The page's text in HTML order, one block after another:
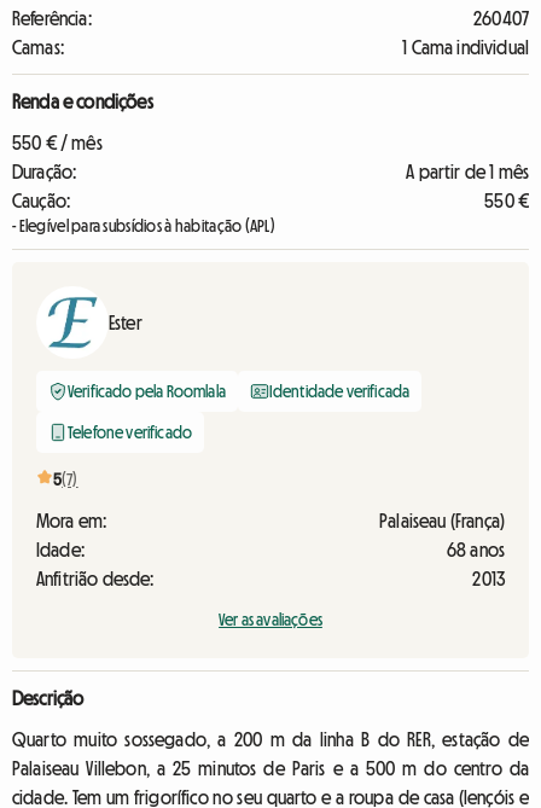
Referência:
260407
Camas:
1 Cama individual
Renda e condições
550 € / mês
Duração:
A partir de 1 mês
Caução:
550 €
- Elegível para subsídios à habitação (APL)
Ester
Verificado pela Roomlala Identidade verificada
Telefone verificado
5(7)
Mora em:
Palaiseau (França)
Idade:
68 anos
Anfitrião desde:
2013
Ver as avaliações
Descrição
Quarto muito sossegado, a 200 m da linha B do RER, estação de
Palaiseau Villebon, a 25 minutos de Paris e a 500 m do centro da
cidade. Tem um frigorífico no seu quarto e a roupa de casa (lençóis e